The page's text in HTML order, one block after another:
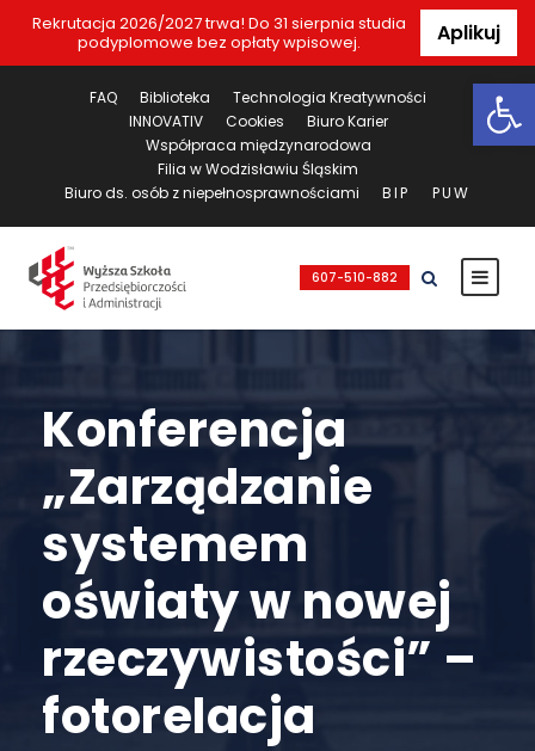
Rekrutacja 2026/2027 trwa! Do 31 sierpnia studia
podyplomowe bez opłaty wpisowej.
Aplikuj
FAQ Biblioteka
Technologia Kreatywności
INNOVATIV
Cookies
Biuro Karier
Współpraca międzynarodowa
Filia w Wodzisławiu Śląskim
Biuro ds. osób z niepełnosprawnościami
BIP PUW
607-510-882
Konferencja
„Zarządzanie
systemem
oświaty w nowej
rzeczywistości” –
fotorelacja